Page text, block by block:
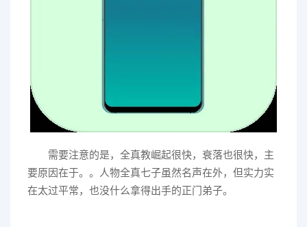
需要注意的是，全真教崛起很快，衰落也很快，主
要原因在于。。人物全真七子虽然名声在外，但实力实
在太过平常，也没什么拿得出手的正门弟子。